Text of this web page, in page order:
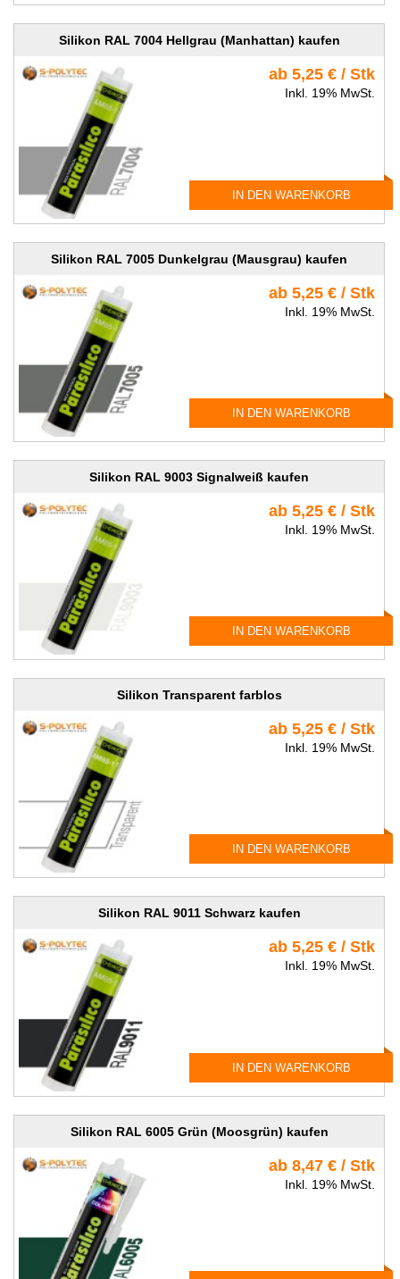
Silikon RAL 7004 Hellgrau (Manhattan) kaufen
ab 5,25 € / Stk
Inkl. 19% MwSt.
IN DEN WARENKORB
Silikon RAL 7005 Dunkelgrau (Mausgrau) kaufen
ab 5,25 € / Stk
Inkl. 19% MwSt.
IN DEN WARENKORB
Silikon RAL 9003 Signalweiß kaufen
ab 5,25 € / Stk
Inkl. 19% MwSt.
IN DEN WARENKORB
Silikon Transparent farblos
ab 5,25 € / Stk
Inkl. 19% MwSt.
IN DEN WARENKORB
Silikon RAL 9011 Schwarz kaufen
ab 5,25 € / Stk
Inkl. 19% MwSt.
IN DEN WARENKORB
Silikon RAL 6005 Grün (Moosgrün) kaufen
ab 8,47 € / Stk
Inkl. 19% MwSt.